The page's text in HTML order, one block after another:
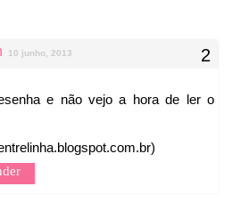
10 junho, 2013
e não vejo a hora de ler o